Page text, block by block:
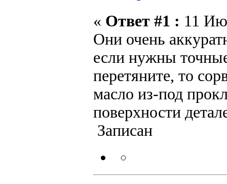
« Ответ #1 : 11
Они очень
если нужны
перетяните, то
масло из-под
поверхности
Записан